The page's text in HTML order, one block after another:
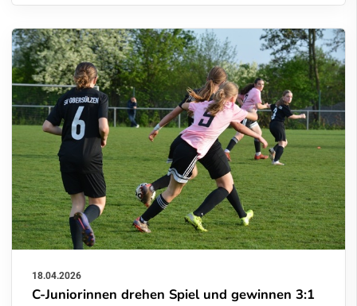
18.04.2026
C-Juniorinnen drehen Spiel und gewinnen 3:1